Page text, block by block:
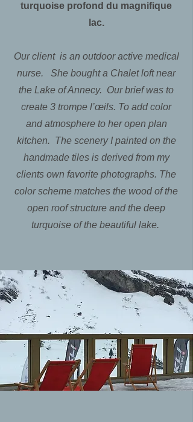
turquoise profond du magnifique
lac.
Our client is an outdoor active medical
nurse. She bought a Chalet loft near
the Lake of Annecy. Our brief was to
create 3 trompe l’œils. To add color
and atmosphere to her open plan
kitchen. The scenery I painted on the
handmade tiles is derived from my
clients own favorite photographs. The
color scheme matches the wood of the
open roof structure and the deep
turquoise of the beautiful lake.